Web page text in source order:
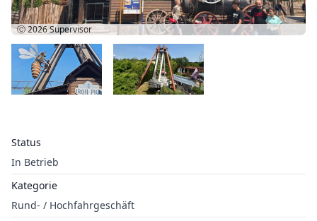
Status
In Betrieb
Kategorie
Rund- / Hochfahrgeschäft
Ⓒ 2026Supervisor